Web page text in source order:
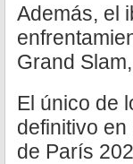
Además, el
Grand
El único de
definitivo
de París